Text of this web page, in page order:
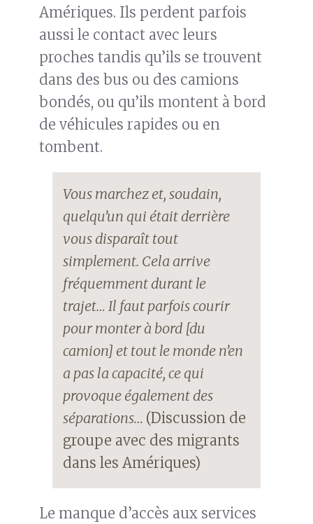
Amériques. Ils perdent parfois
aussi le contact avec leurs
proches tandis qu’ils se trouvent
dans des bus ou des camions
bondés, ou qu’ils montent à bord
de véhicules rapides ou en
tombent.
Vous marchez et, soudain,
quelqu’un qui était derrière
vous disparaît tout
simplement. Cela arrive
fréquemment durant le
trajet… Il faut parfois courir
pour monter à bord [du
camion] et tout le monde n’en
a pas la capacité, ce qui
provoque également des
séparations… (Discussion de
groupe avec des migrants
dans les Amériques)
Le manque d’accès aux services